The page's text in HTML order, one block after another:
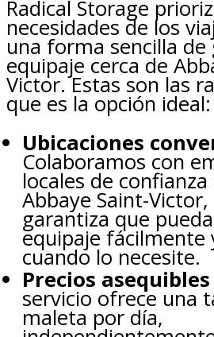
Radical Storage
necesidades de los
una forma sencilla de
equipaje cerca de
Victor. Estas son las
que es la opción ideal:
Ubicaciones
Colaboramos con
locales de confianza
Abbaye Saint-
garantiza que
equipaje fácilmente
cuando lo necesite.
Precios asequibles
servicio ofrece una
maleta por día,